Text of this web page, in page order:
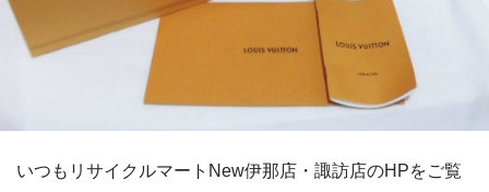
いつもリサイクルマートNew伊那店・諏訪店のHPをご覧